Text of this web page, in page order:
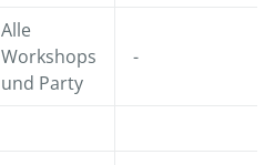
Alle
Workshops
und Party
-